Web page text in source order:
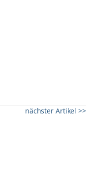
nächster Artikel >>